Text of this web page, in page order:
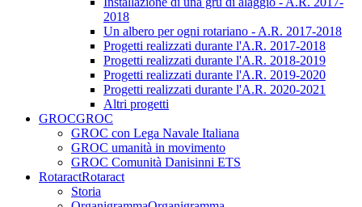
2018
Un albero per ogni rotariano - A.R. 2017-2018
Progetti realizzati durante l'A.R. 2017-2018
Progetti realizzati durante l'A.R. 2018-2019
Progetti realizzati durante l'A.R. 2019-2020
Progetti realizzati durante l'A.R. 2020-2021
Altri progetti
GROCGROC
GROC con Lega Navale Italiana
GROC umanità in movimento
GROC Comunità Danisinni ETS
RotaractRotaract
Storia